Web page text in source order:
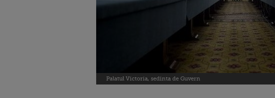
Palatul Victoria, sedinta de Guvern